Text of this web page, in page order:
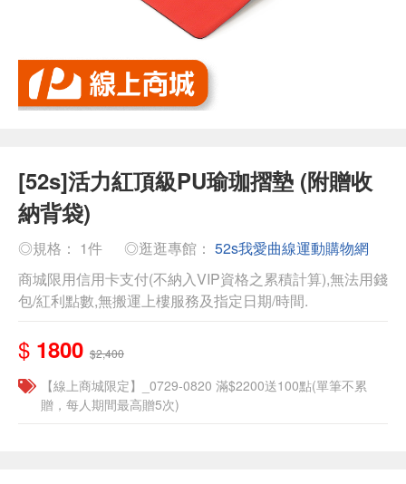
[52s]活力紅頂級PU瑜珈摺墊 (附贈收
納背袋)
◎規格： 1件 ◎逛逛專館： 52s我愛曲線運動購物網
商城限用信用卡支付(不納入VIP資格之累積計算),無法用錢
包/紅利點數,無搬運上樓服務及指定日期/時間.
$ 1800 $2,400
【線上商城限定】_0729-0820 滿$2200送100點(單筆不累
贈，每人期間最高贈5次)